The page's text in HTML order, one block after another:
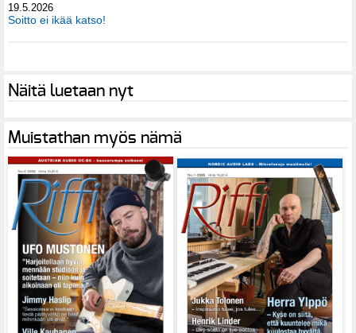
19.5.2026
Soitto ei ikää katso!
Näitä luetaan nyt
Muistathan myös nämä